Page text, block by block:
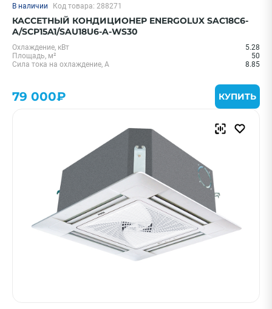
В наличии Код товара: 288271
КАССЕТНЫЙ КОНДИЦИОНЕР ENERGOLUX SAC18C6-
A/SCP15A1/SAU18U6-A-WS30
Охлаждение, кВт
5.28
Площадь, м²
50
Сила тока на охлаждение, А
8.85
79 000₽ КУПИТЬ